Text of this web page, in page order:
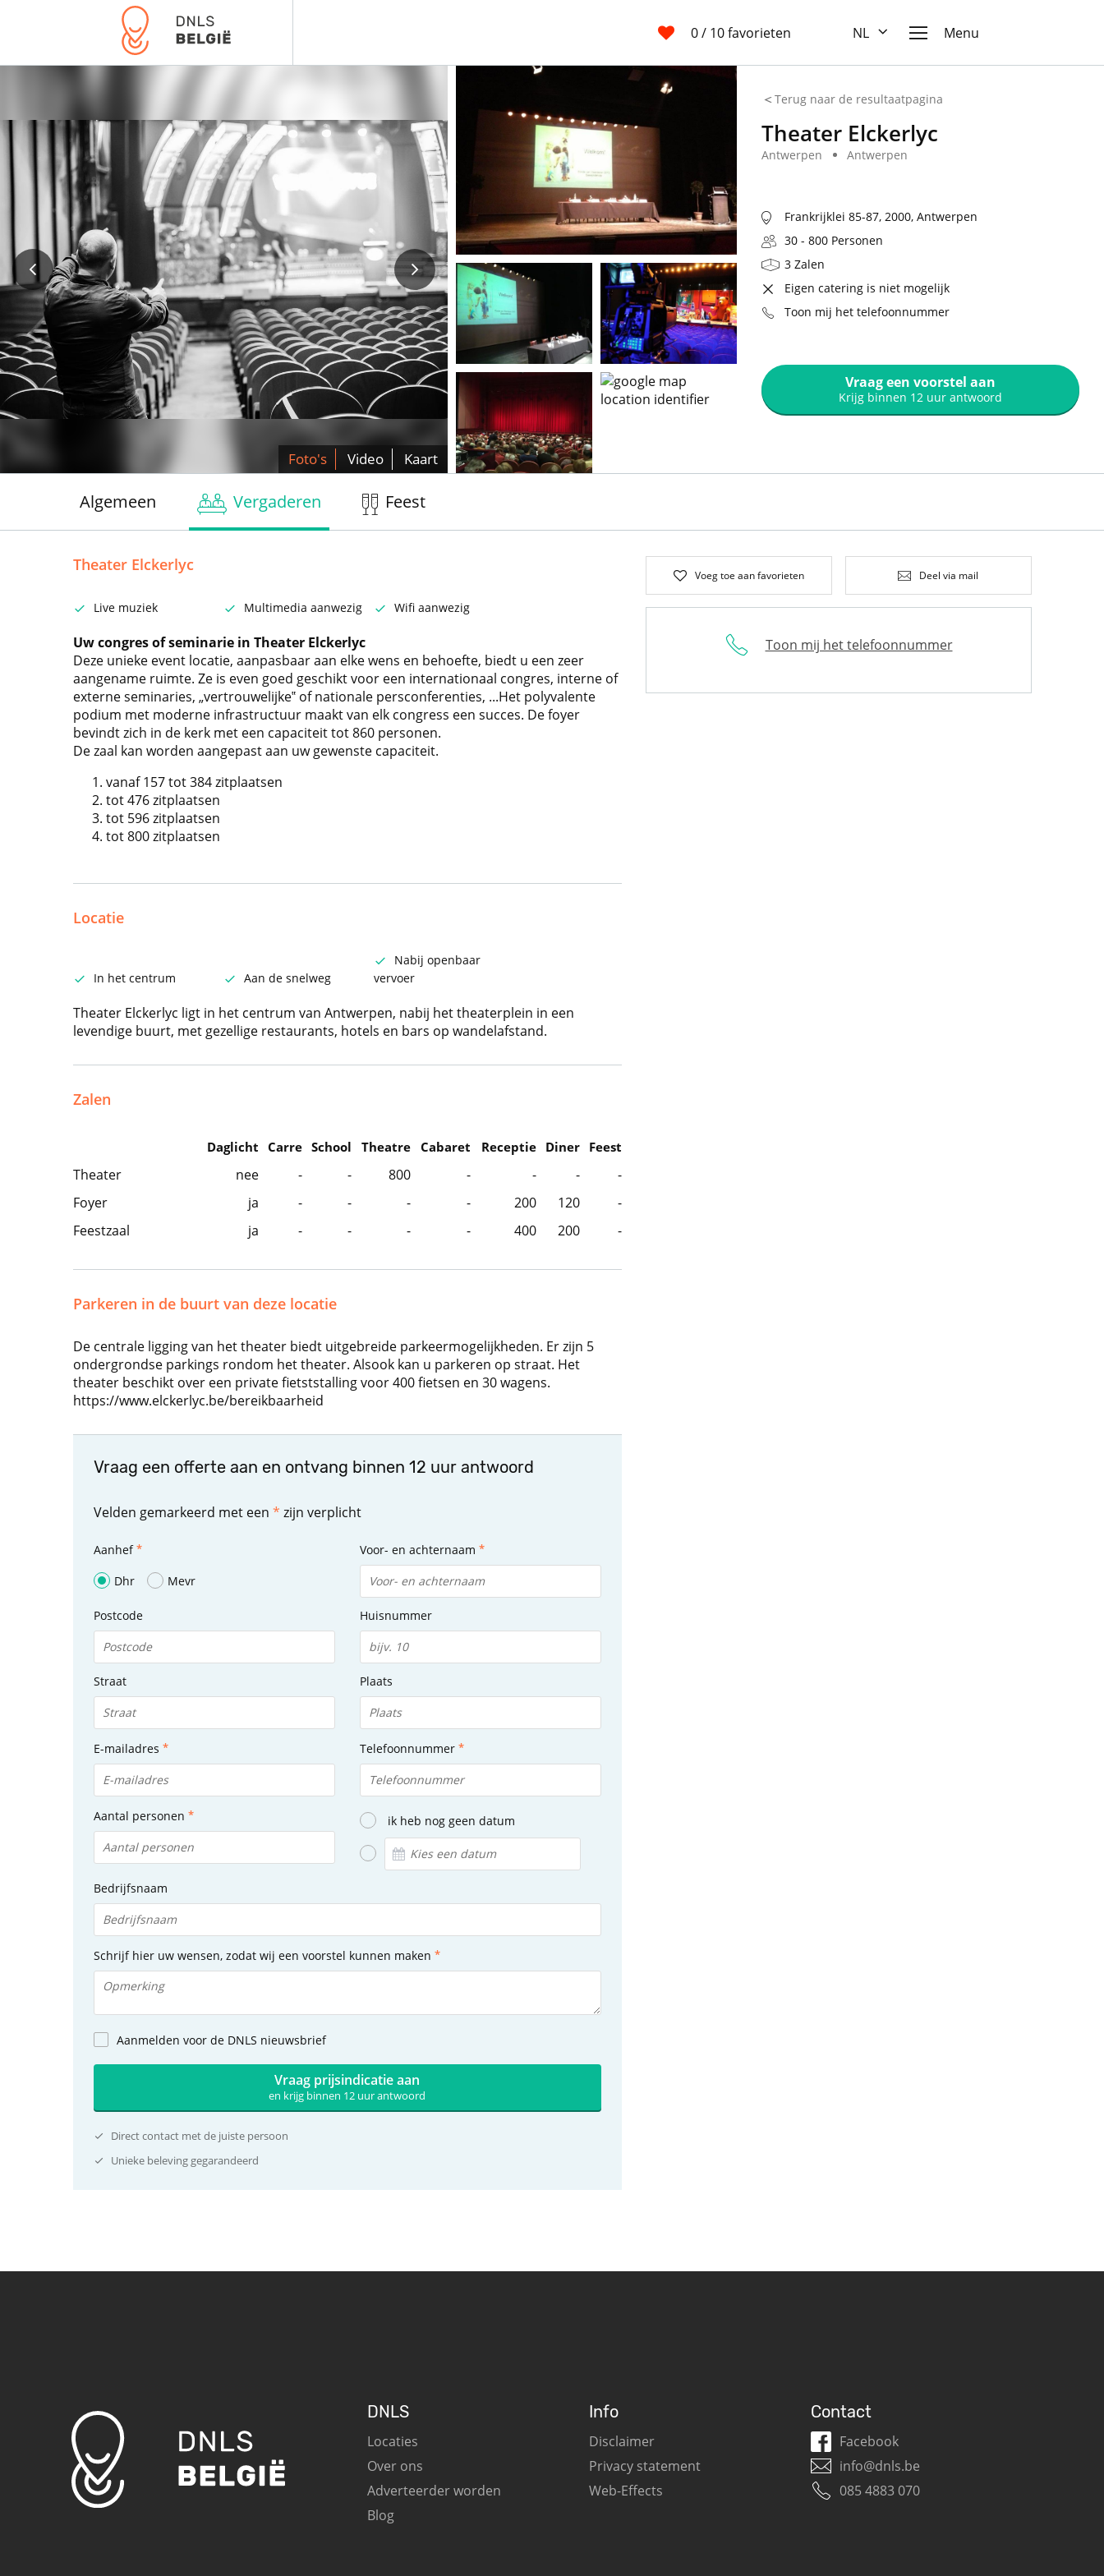
0/ 10 favorieten NL Menu
Foto's Video Kaart
Terug naar de resultaatpagina
Theater Elckerlyc
Antwerpen Antwerpen
Frankrijklei 85-87, 2000, Antwerpen
30 - 800 Personen
3 Zalen
Eigen catering is niet mogelijk
Toon mij het telefoonnummer
Vraag een voorstel aan
Krijg binnen 12 uur antwoord
Algemeen Vergaderen Feest
Theater Elckerlyc
Live muziek Multimedia aanwezig Wifi aanwezig
Uw congres of seminarie in Theater Elckerlyc
Deze unieke event locatie, aanpasbaar aan elke wens en behoefte, biedt u een zeer
aangename ruimte. Ze is even goed geschikt voor een internationaal congres, interne of
externe seminaries, „vertrouwelijke‟ of nationale persconferenties, ...Het polyvalente
podium met moderne infrastructuur maakt van elk congress een succes. De foyer
bevindt zich in de kerk met een capaciteit tot 860 personen.
De zaal kan worden aangepast aan uw gewenste capaciteit.
vanaf 157 tot 384 zitplaatsen
tot 476 zitplaatsen
tot 596 zitplaatsen
tot 800 zitplaatsen
Locatie
In het centrum Aan de snelweg
Nabij openbaar
vervoer
Theater Elckerlyc ligt in het centrum van Antwerpen, nabij het theaterplein in een
levendige buurt, met gezellige restaurants, hotels en bars op wandelafstand.
Zalen
Daglicht Carre School Theatre Cabaret Receptie Diner Feest
Theater nee - - 800 - - -
-
Foyer
ja - - - - 200 120
-
Feestzaal
ja - - - - 400 200 -
Parkeren in de buurt van deze locatie
De centrale ligging van het theater biedt uitgebreide parkeermogelijkheden. Er zijn 5
ondergrondse parkings rondom het theater. Alsook kan u parkeren op straat. Het
theater beschikt over een private fietststalling voor 400 fietsen en 30 wagens.
https://www.elckerlyc.be/bereikbaarheid
Vraag een offerte aan en ontvang binnen 12 uur antwoord
Velden gemarkeerd met een * zijn verplicht
Aanhef
Dhr
Mevr
Voor- en achternaam
Postcode Huisnummer
Straat Plaats
E-mailadres Telefoonnummer
Aantal personen ik heb nog geen datum
Bedrijfsnaam
Schrijf hier uw wensen, zodat wij een voorstel kunnen maken
Aanmelden voor de DNLS nieuwsbrief
Vraag prijsindicatie aan
en krijg binnen 12 uur antwoord
Direct contact met de juiste persoon
Unieke beleving gegarandeerd
Voeg toe aan favorieten Deel via mail
Toon mij het telefoonnummer
DNLS
Locaties
Over ons
Adverteerder worden
Blog
Info
Disclaimer
Privacy statement
Web-Effects
Contact
Facebook
info@dnls.be
085 4883 070